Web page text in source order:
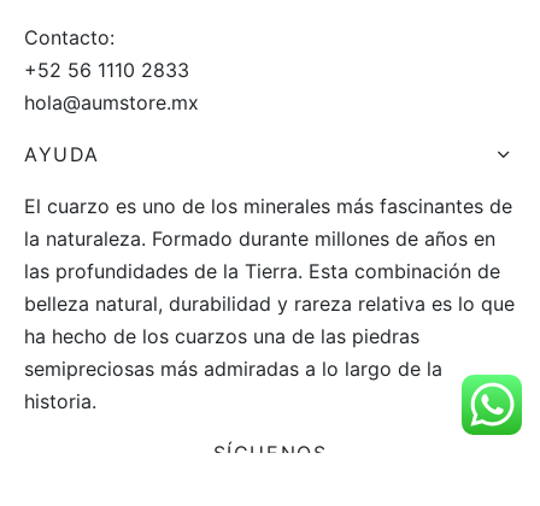
Contacto:
+52 56 1110 2833
hola@aumstore.mx
AYUDA
El cuarzo es uno de los minerales más fascinantes de
la naturaleza. Formado durante millones de años en
las profundidades de la Tierra. Esta combinación de
belleza natural, durabilidad y rareza relativa es lo que
ha hecho de los cuarzos una de las piedras
semipreciosas más admiradas a lo largo de la
historia.
SÍGUENOS